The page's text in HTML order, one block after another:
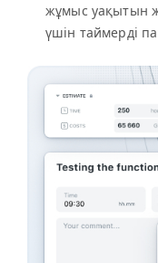
жұмыс уақытын
үшін таймерді